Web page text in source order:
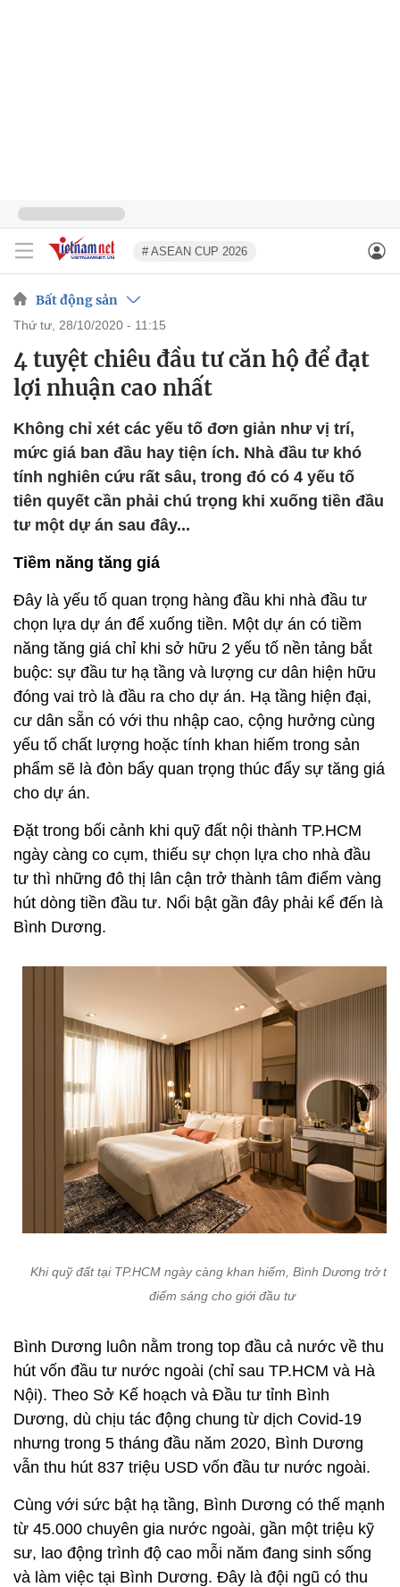
# ASEAN CUP 2026
Bất động sản
thứ tư, 28/10/2020 - 11:15
4 tuyệt chiêu đầu tư căn hộ để đạt
lợi nhuận cao nhất
Không chỉ xét các yếu tố đơn giản như vị trí,
mức giá ban đầu hay tiện ích. Nhà đầu tư khó
tính nghiên cứu rất sâu, trong đó có 4 yếu tố
tiên quyết cần phải chú trọng khi xuống tiền đầu
tư một dự án sau đây...
Tiềm năng tăng giá
Đây là yếu tố quan trọng hàng đầu khi nhà đầu tư
chọn lựa dự án để xuống tiền. Một dự án có tiềm
năng tăng giá chỉ khi sở hữu 2 yếu tố nền tảng bắt
buộc: sự đầu tư hạ tầng và lượng cư dân hiện hữu
đóng vai trò là đầu ra cho dự án. Hạ tầng hiện đại,
cư dân sẵn có với thu nhập cao, cộng hưởng cùng
yếu tố chất lượng hoặc tính khan hiếm trong sản
phẩm sẽ là đòn bẩy quan trọng thúc đẩy sự tăng giá
cho dự án.
Đặt trong bối cảnh khi quỹ đất nội thành TP.HCM
ngày càng co cụm, thiếu sự chọn lựa cho nhà đầu
tư thì những đô thị lân cận trở thành tâm điểm vàng
hút dòng tiền đầu tư. Nổi bật gần đây phải kể đến là
Bình Dương.
Khi quỹ đất tại TP.HCM ngày càng khan hiếm, Bình Dương trở
điểm sáng cho giới đầu tư
Bình Dương luôn nằm trong top đầu cả nước về thu
hút vốn đầu tư nước ngoài (chỉ sau TP.HCM và Hà
Nội). Theo Sở Kế hoạch và Đầu tư tỉnh Bình
Dương, dù chịu tác động chung từ dịch Covid-19
nhưng trong 5 tháng đầu năm 2020, Bình Dương
vẫn thu hút 837 triệu USD vốn đầu tư nước ngoài.
Cùng với sức bật hạ tầng, Bình Dương có thế mạnh
từ 45.000 chuyên gia nước ngoài, gần một triệu kỹ
sư, lao động trình độ cao mỗi năm đang sinh sống
và làm việc tại Bình Dương. Đây là đội ngũ có thu